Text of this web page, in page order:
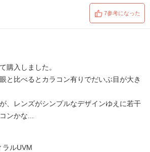
7参考になった
購入しました。
と比べるとカラコン有りでだいぶ目が大き
、レンズがシンプルなデザインゆえに若干
ンかな...
ラルUVM